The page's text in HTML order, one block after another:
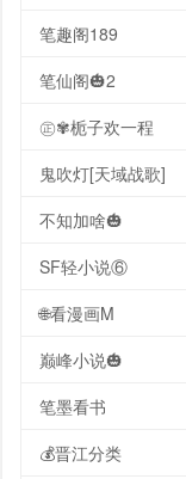
笔趣阁189
笔仙阁🎃2
㊣✾栀子欢一程
鬼吹灯[天域战歌]
不知加啥🎃
SF轻小说⑥
🌐看漫画M
巅峰小说🎃
笔墨看书
💰晋江分类